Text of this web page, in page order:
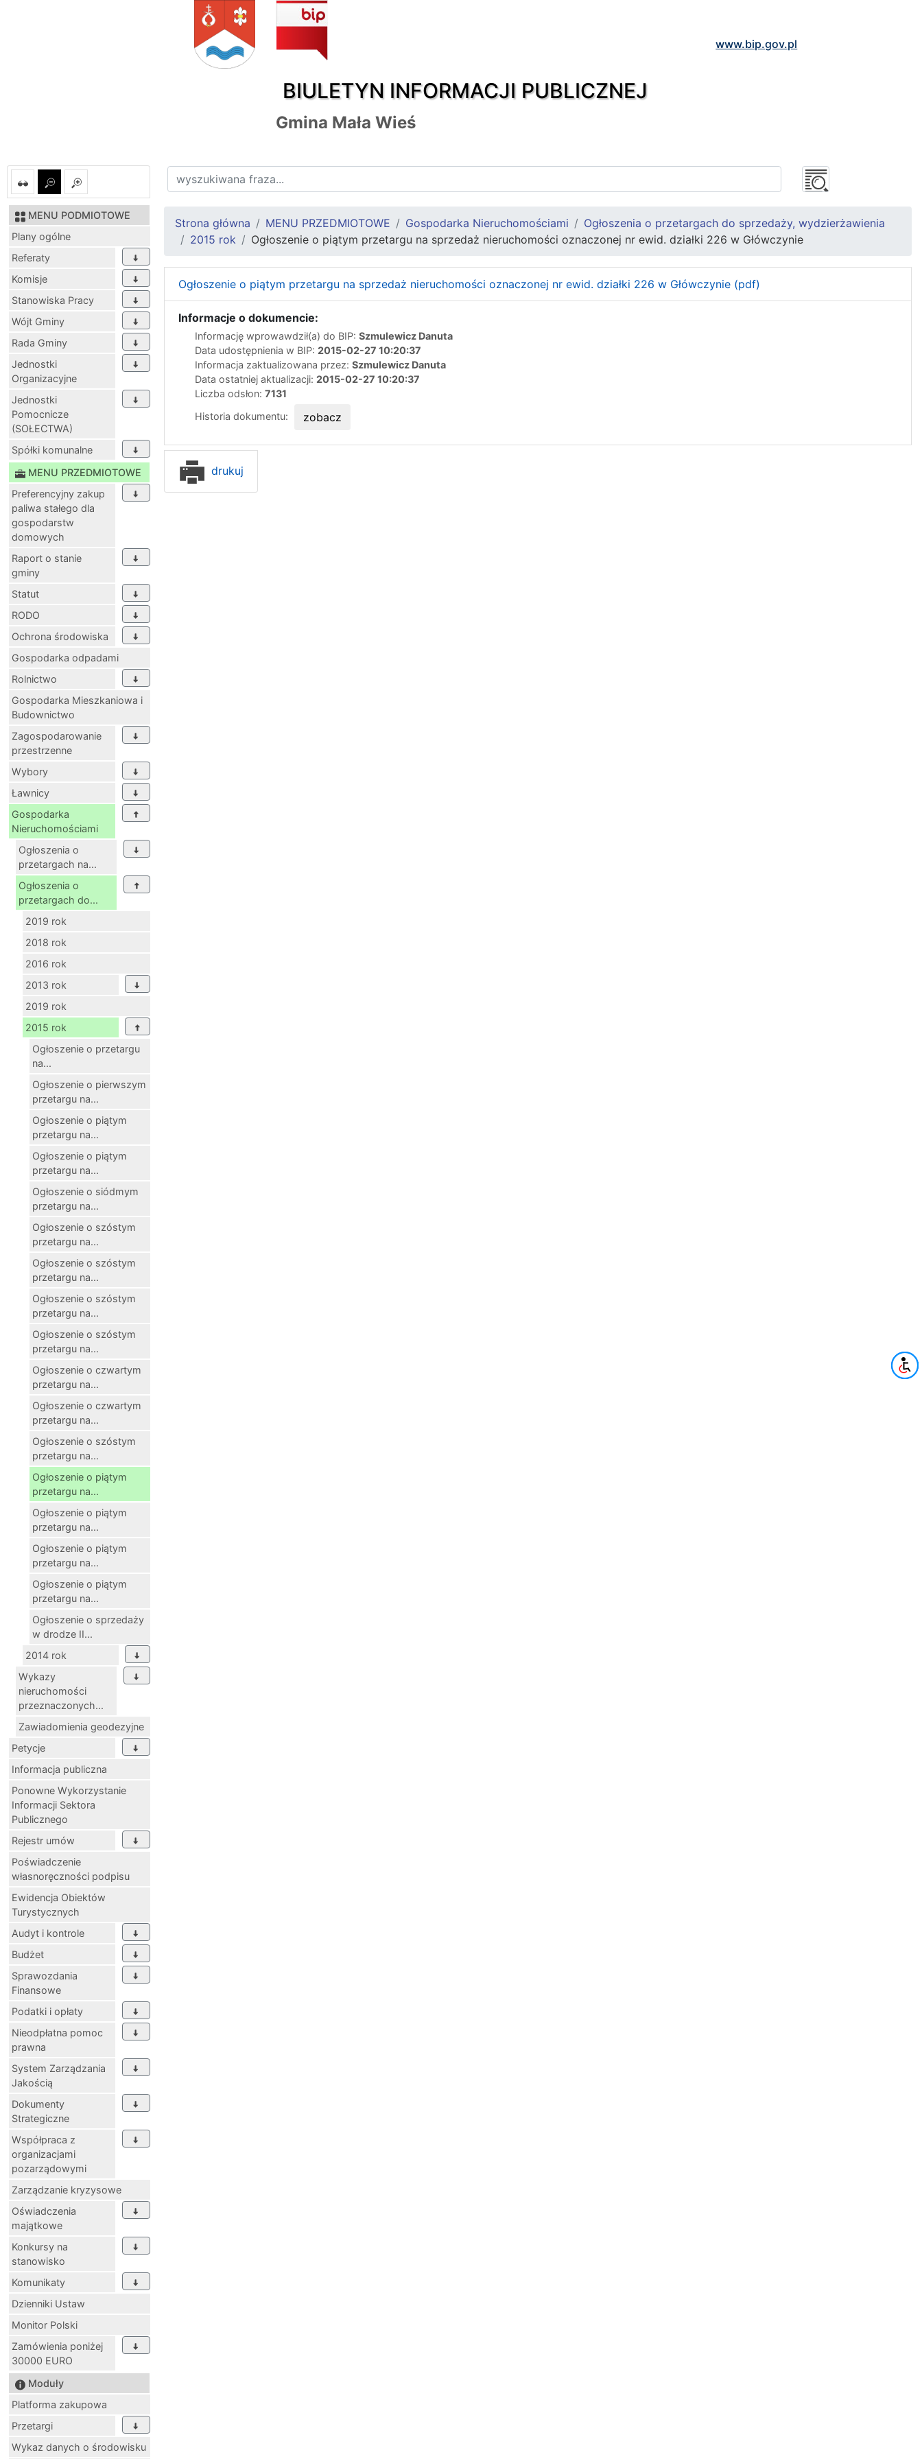
BIULETYN INFORMACJI PUBLICZNEJ
www.bip.gov.pl
Gmina Mała Wieś
MENU PODMIOTOWE
Plany ogólne
Referaty
Komisje
Stanowiska Pracy
Wójt Gminy
Rada Gminy
Jednostki
Organizacyjne
Jednostki
Pomocnicze
(SOŁECTWA)
Spółki komunalne
MENU PRZEDMIOTOWE
Preferencyjny zakup
paliwa stałego dla
gospodarstw
domowych
Raport o stanie
gminy
Statut
RODO
Ochrona środowiska
Gospodarka odpadami
Rolnictwo
Gospodarka Mieszkaniowa i
Budownictwo
Zagospodarowanie
przestrzenne
Wybory
Ławnicy
Gospodarka
Nieruchomościami
Ogłoszenia o
przetargach na...
Ogłoszenia o
przetargach do...
2019 rok
2018 rok
2016 rok
2013 rok
2019 rok
2015 rok
Ogłoszenie o przetargu
na...
Ogłoszenie o pierwszym
przetargu na...
Ogłoszenie o piątym
przetargu na...
Ogłoszenie o piątym
przetargu na...
Ogłoszenie o siódmym
przetargu na...
Ogłoszenie o szóstym
przetargu na...
Ogłoszenie o szóstym
przetargu na...
Ogłoszenie o szóstym
przetargu na...
Ogłoszenie o szóstym
przetargu na...
Ogłoszenie o czwartym
przetargu na...
Ogłoszenie o czwartym
przetargu na...
Ogłoszenie o szóstym
przetargu na...
Ogłoszenie o piątym
przetargu na...
Ogłoszenie o piątym
przetargu na...
Ogłoszenie o piątym
przetargu na...
Ogłoszenie o piątym
przetargu na...
Ogłoszenie o sprzedaży
w drodze II...
2014 rok
Wykazy
nieruchomości
przeznaczonych...
Zawiadomienia geodezyjne
Petycje
Informacja publiczna
Ponowne Wykorzystanie
Informacji Sektora
Publicznego
Rejestr umów
Poświadczenie
własnoręczności podpisu
Ewidencja Obiektów
Turystycznych
Audyt i kontrole
Budżet
Sprawozdania
Finansowe
Podatki i opłaty
Nieodpłatna pomoc
prawna
System Zarządzania
Jakością
Dokumenty
Strategiczne
Współpraca z
organizacjami
pozarządowymi
Zarządzanie kryzysowe
Oświadczenia
majątkowe
Konkursy na
stanowisko
Komunikaty
Dzienniki Ustaw
Monitor Polski
Zamówienia poniżej
30000 EURO
Moduły
Platforma zakupowa
Przetargi
Wykaz danych o środowisku
Strona główna MENU PRZEDMIOTOWE Gospodarka Nieruchomościami
Ogłoszenia o przetargach do sprzedaży, wydzierżawienia
2015 rok
Ogłoszenie o piątym przetargu na sprzedaż nieruchomości oznaczonej nr ewid. działki 226 w Główczynie
Ogłoszenie o piątym przetargu na sprzedaż nieruchomości oznaczonej nr ewid. działki 226 w Główczynie (pdf)
Informacje o dokumencie:
Informację wprowawdził(a) do BIP: Szmulewicz Danuta
Data udostępnienia w BIP: 2015-02-27 10:20:37
Informacja zaktualizowana przez: Szmulewicz Danuta
Data ostatniej aktualizacji: 2015-02-27 10:20:37
Liczba odsłon: 7131
Historia dokumentu:
zobacz
drukuj